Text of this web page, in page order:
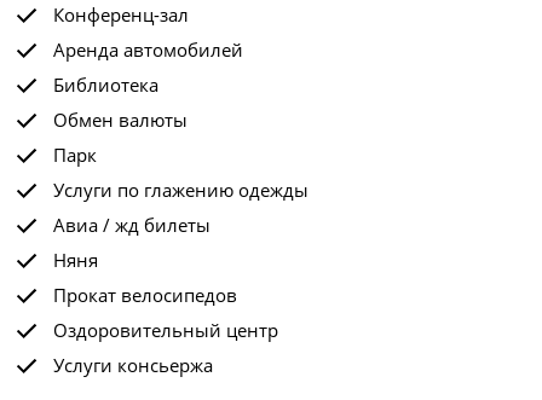
Конференц-зал
Аренда автомобилей
Библиотека
Обмен валюты
Парк
Услуги по глажению одежды
Авиа / жд билеты
Няня
Прокат велосипедов
Оздоровительный центр
Услуги консьержа